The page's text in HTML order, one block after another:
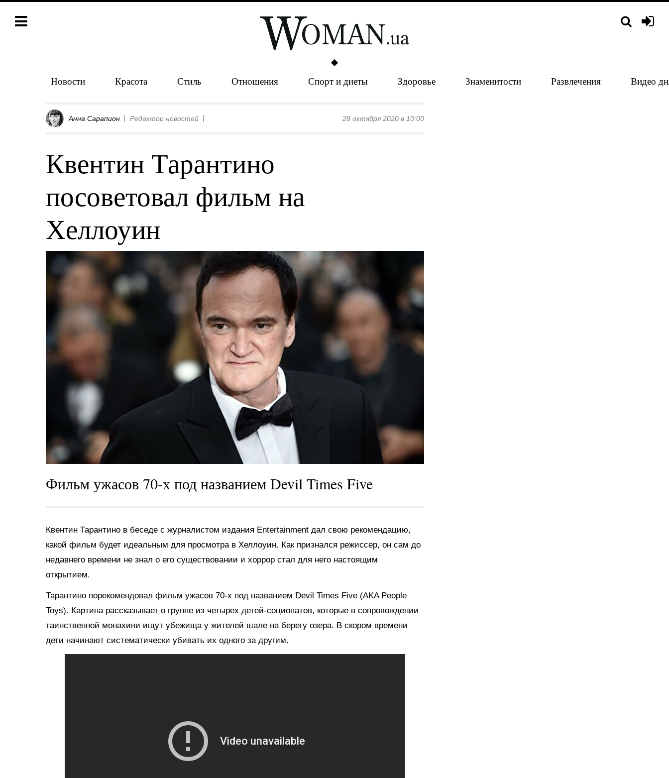
Новости Красота Стиль Отношения Спорт и диеты Здоровье Знаменитости Развлечения Видео
Анна Сарапион Редактор новостей 28 октября 2020 в 10:00
Квентин Тарантино
посоветовал фильм на
Хеллоуин
Фильм ужасов 70-х под названием Devil Times Five
Квентин Тарантино в беседе с журналистом издания Entertainment дал свою рекомендацию,
какой фильм будет идеальным для просмотра в Хеллоуин. Как признался режиссер, он сам до
недавнего времени не знал о его существовании и хоррор стал для него настоящим
открытием.
Тарантино порекомендовал фильм ужасов 70-х под названием Devil Times Five (AKA People
Toys). Картина рассказывает о группе из четырех детей-социопатов, которые в сопровождении
таинственной монахини ищут убежища у жителей шале на берегу озера. В скором времени
дети начинают систематически убивать их одного за другим.